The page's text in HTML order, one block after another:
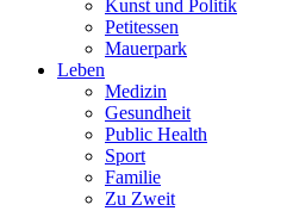
Kunst und Politik
Petitessen
Mauerpark
Leben
Medizin
Gesundheit
Public Health
Sport
Familie
Zu Zweit